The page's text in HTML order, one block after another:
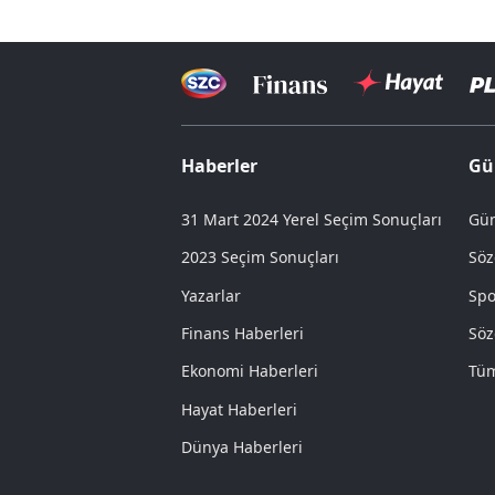
Haberler
31 Mart 2024 Yerel Seçim Sonuçları
2023 Seçim Sonuçları
Yazarlar
Finans Haberleri
Ekonomi Haberleri
Hayat Haberleri
Dünya Haberleri